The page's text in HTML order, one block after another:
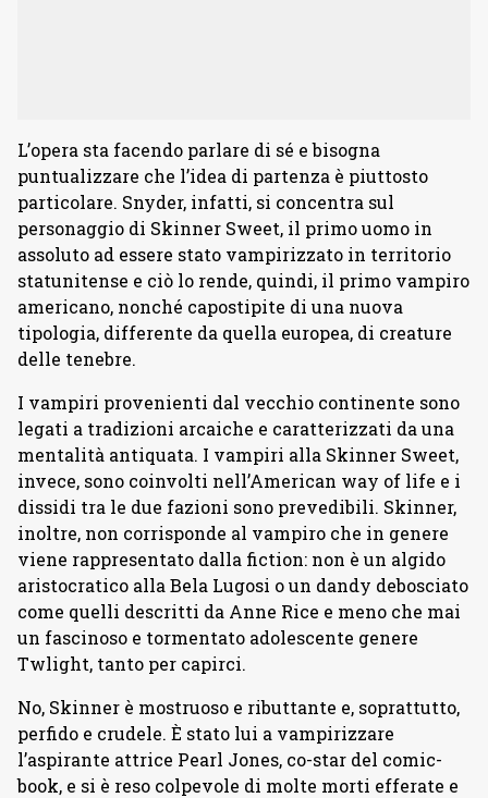
L’opera sta facendo parlare di sé e bisogna
puntualizzare che l’idea di partenza è piuttosto
particolare. Snyder, infatti, si concentra sul
personaggio di Skinner Sweet, il primo uomo in
assoluto ad essere stato vampirizzato in territorio
statunitense e ciò lo rende, quindi, il primo vampiro
americano, nonché capostipite di una nuova
tipologia, differente da quella europea, di creature
delle tenebre.
I vampiri provenienti dal vecchio continente sono
legati a tradizioni arcaiche e caratterizzati da una
mentalità antiquata. I vampiri alla Skinner Sweet,
invece, sono coinvolti nell’American way of life e i
dissidi tra le due fazioni sono prevedibili. Skinner,
inoltre, non corrisponde al vampiro che in genere
viene rappresentato dalla fiction: non è un algido
aristocratico alla Bela Lugosi o un dandy debosciato
come quelli descritti da Anne Rice e meno che mai
un fascinoso e tormentato adolescente genere
Twlight, tanto per capirci.
No, Skinner è mostruoso e ributtante e, soprattutto,
perfido e crudele. È stato lui a vampirizzare
l’aspirante attrice Pearl Jones, co-star del comic-
book, e si è reso colpevole di molte morti efferate e